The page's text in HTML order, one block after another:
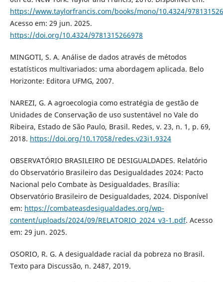
https://www.taylorfrancis.com/books/mono/10.4324/
Acesso em: 29 jun. 2025.
https://doi.org/10.4324/9781315266978
MINGOTI, S. A. Análise de dados através de métodos
estatísticos multivariados: uma abordagem aplicada. Belo
Horizonte: Editora UFMG, 2007.
NAREZI, G. A agroecologia como estratégia de gestão de
Unidades de Conservação de uso sustentável no Vale do
Ribeira, Estado de São Paulo, Brasil. Redes, v. 23, n. 1, p. 69,
2018. https://doi.org/10.17058/redes.v23i1.9324
OBSERVATÓRIO BRASILEIRO DE DESIGUALDADES. Relatório
do Observatório Brasileiro das Desigualdades 2024: Pacto
Nacional pelo Combate às Desigualdades. Brasília:
Observatório Brasileiro de Desigualdades, 2024. Disponível
em: https://combateasdesigualdades.org/wp-
content/uploads/2024/09/RELATORIO_2024_v3-1.pdf. Acesso
em: 29 jun. 2025.
OSORIO, R. G. A desigualdade racial da pobreza no Brasil.
Texto para Discussão, n. 2487, 2019.